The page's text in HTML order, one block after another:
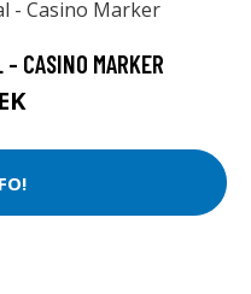
CASINO MARKER